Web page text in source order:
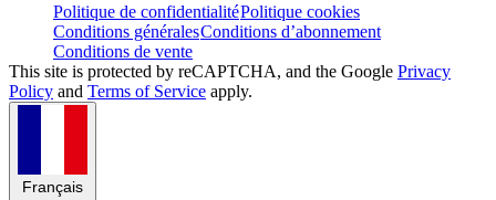
Politique de confidentialitéPolitique cookies
Conditions généralesConditions d’abonnement
Conditions de vente
This site is protected by reCAPTCHA, and the Google Privacy
Policy and Terms of Service apply.
Français